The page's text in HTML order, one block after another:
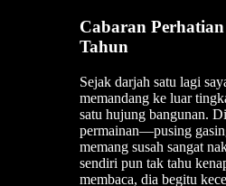
Cabaran Perhatian
Tahun
Sejak darjah satu lagi
memandang ke luar
satu hujung bangunan.
permainan—pusing
memang susah sangat
sendiri pun tak tahu
membaca, dia begitu